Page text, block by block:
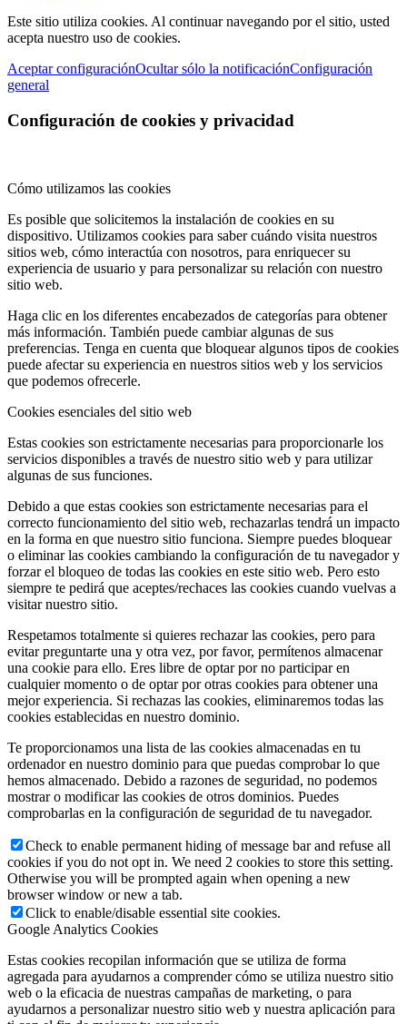
Este sitio utiliza cookies. Al continuar navegando por el sitio, usted
acepta nuestro uso de cookies.
Aceptar configuraciónOcultar sólo la notificaciónConfiguración
general
Configuración de cookies y privacidad
Cómo utilizamos las cookies
Es posible que solicitemos la instalación de cookies en su
dispositivo. Utilizamos cookies para saber cuándo visita nuestros
sitios web, cómo interactúa con nosotros, para enriquecer su
experiencia de usuario y para personalizar su relación con nuestro
sitio web.
Haga clic en los diferentes encabezados de categorías para obtener
más información. También puede cambiar algunas de sus
preferencias. Tenga en cuenta que bloquear algunos tipos de cookies
puede afectar su experiencia en nuestros sitios web y los servicios
que podemos ofrecerle.
Cookies esenciales del sitio web
Estas cookies son estrictamente necesarias para proporcionarle los
servicios disponibles a través de nuestro sitio web y para utilizar
algunas de sus funciones.
Debido a que estas cookies son estrictamente necesarias para el
correcto funcionamiento del sitio web, rechazarlas tendrá un impacto
en la forma en que nuestro sitio funciona. Siempre puedes bloquear
o eliminar las cookies cambiando la configuración de tu navegador y
forzar el bloqueo de todas las cookies en este sitio web. Pero esto
siempre te pedirá que aceptes/rechaces las cookies cuando vuelvas a
visitar nuestro sitio.
Respetamos totalmente si quieres rechazar las cookies, pero para
evitar preguntarte una y otra vez, por favor, permítenos almacenar
una cookie para ello. Eres libre de optar por no participar en
cualquier momento o de optar por otras cookies para obtener una
mejor experiencia. Si rechazas las cookies, eliminaremos todas las
cookies establecidas en nuestro dominio.
Te proporcionamos una lista de las cookies almacenadas en tu
ordenador en nuestro dominio para que puedas comprobar lo que
hemos almacenado. Debido a razones de seguridad, no podemos
mostrar o modificar las cookies de otros dominios. Puedes
comprobarlas en la configuración de seguridad de tu navegador.
Check to enable permanent hiding of message bar and refuse all
cookies if you do not opt in. We need 2 cookies to store this setting.
Otherwise you will be prompted again when opening a new
browser window or new a tab.
Click to enable/disable essential site cookies.
Google Analytics Cookies
Estas cookies recopilan información que se utiliza de forma
agregada para ayudarnos a comprender cómo se utiliza nuestro sitio
web o la eficacia de nuestras campañas de marketing, o para
ayudarnos a personalizar nuestro sitio web y nuestra aplicación para